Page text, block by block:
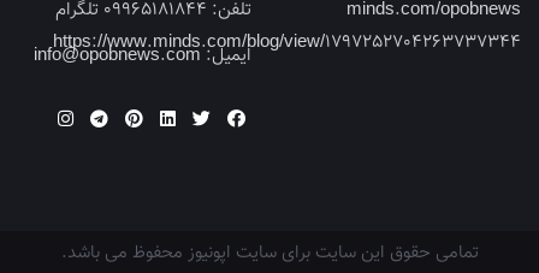
minds.com/opobnews
https://www.minds.com/blog/view/1797252704263737344
تلفن:
ایمیل:info@opobnews.com
تمامی حقوق این سایت برای سایت اپونیوز محفوظ می باشد.